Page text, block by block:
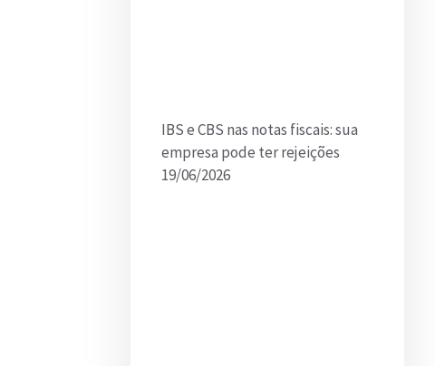
IBS e CBS nas notas fiscais: sua
empresa pode ter rejeições
19/06/2026